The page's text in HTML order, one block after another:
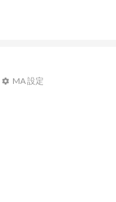
settings MA 設定